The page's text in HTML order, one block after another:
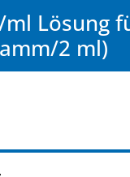
Lösung
2 ml)